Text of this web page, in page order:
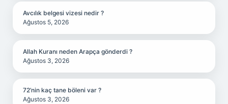
Avcılık belgesi vizesi nedir ?
Ağustos 5, 2026
Allah Kuranı neden Arapça gönderdi ?
Ağustos 3, 2026
72’nin kaç tane böleni var ?
Ağustos 3, 2026